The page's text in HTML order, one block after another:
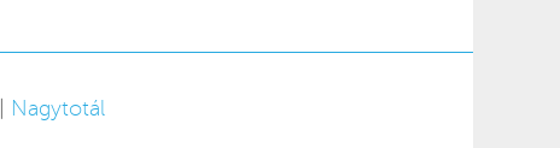
Nagytotál